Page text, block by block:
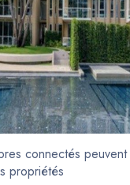
connectés
propriétés